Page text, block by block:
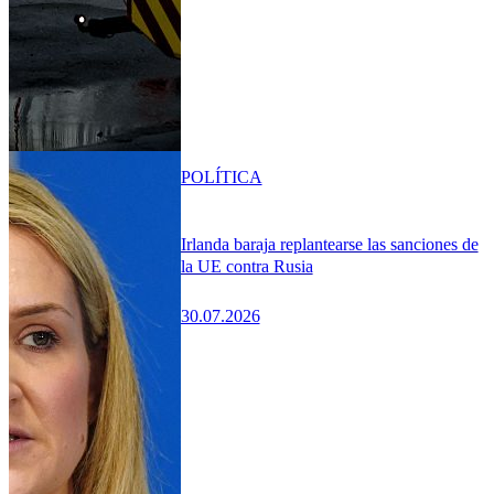
Irlanda baraja replantearse las sanciones de
la UE contra Rusia
30.07.2026
POLÍTICA